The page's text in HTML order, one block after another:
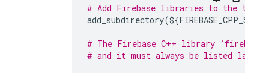
# Add Firebase libraries to the
add_subdirectory(${
# The Firebase C++ library
# and it must always be listed last.